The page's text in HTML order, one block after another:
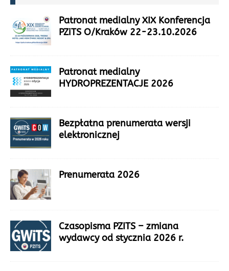
Patronat medialny XIX Konferencja
PZiTS O/Kraków 22-23.10.2026
Patronat medialny
HYDROPREZENTACJE 2026
Bezpłatna prenumerata wersji
elektronicznej
Prenumerata 2026
Czasopisma PZITS – zmiana
wydawcy od stycznia 2026 r.